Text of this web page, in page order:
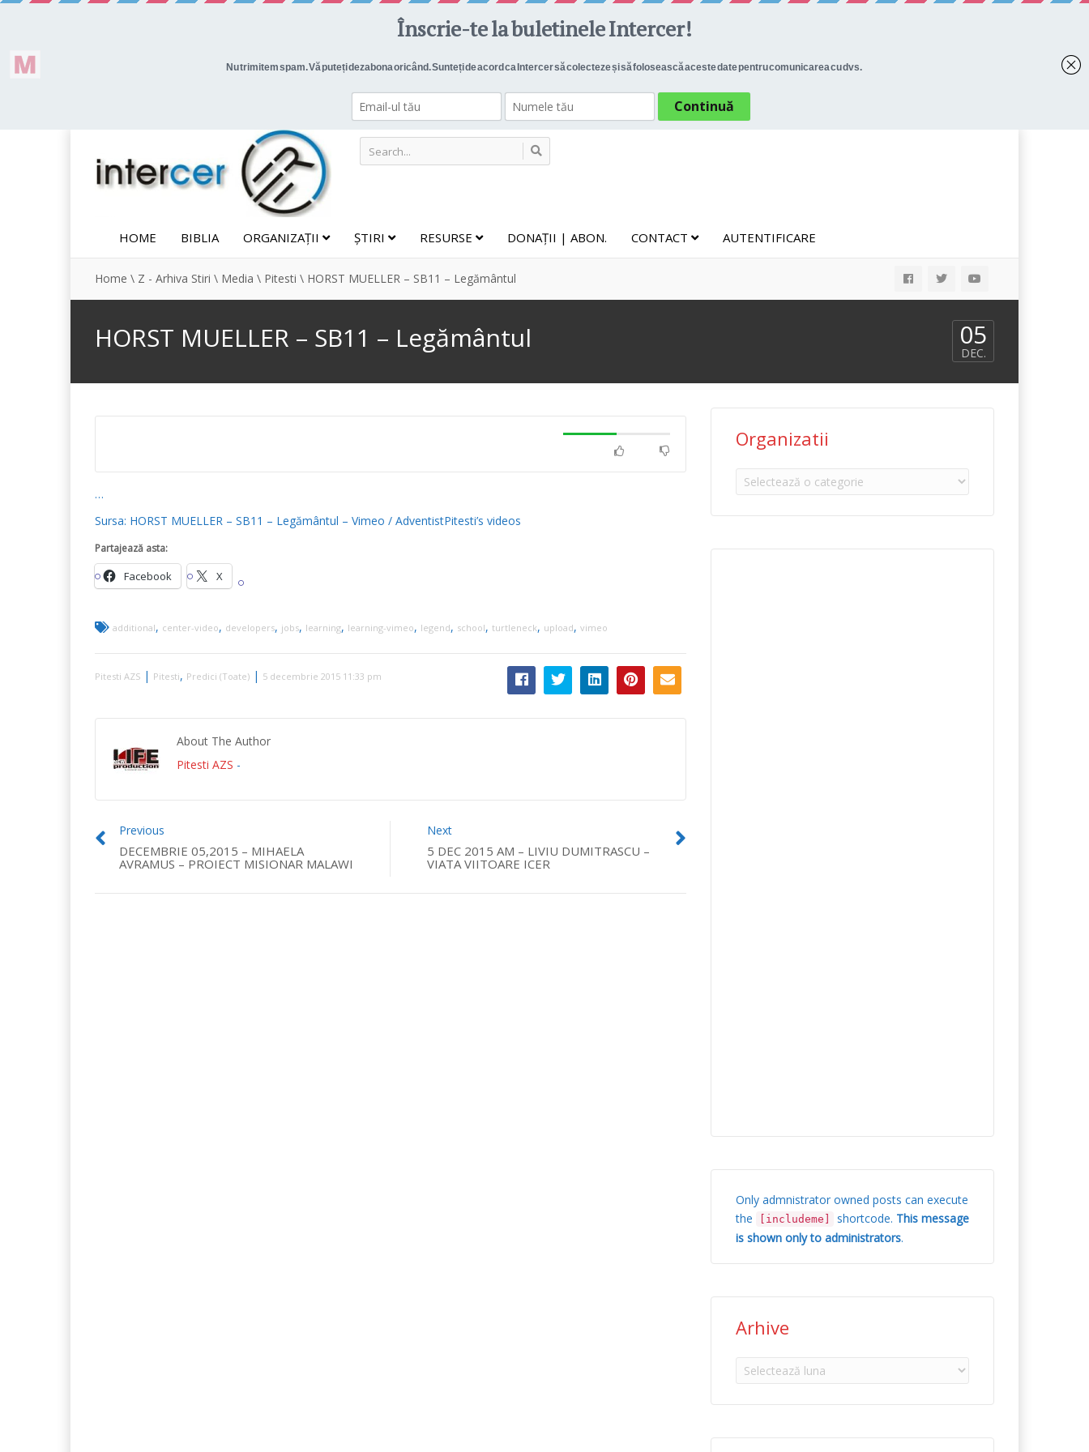
HOME BIBLIA ORGANIZAȚII ȘTIRI RESURSE DONAȚII | ABON. CONTACT AUTENTIFICARE
Home \ Z - Arhiva Stiri \ Media \ Pitesti \ HORST MUELLER – SB11 – Legământul
HORST MUELLER – SB11 – Legământul 05
DEC.
…
Sursa: HORST MUELLER – SB11 – Legământul – Vimeo / AdventistPitesti’s videos
Partajează asta:
Facebook X
additional, center-video, developers, jobs, learning, learning-vimeo, legend, school, turtleneck, upload, vimeo
Pitesti AZS | Pitesti, Predici (Toate) | 5 decembrie 2015 11:33 pm
About The Author
Pitesti AZS -
Previous
DECEMBRIE 05,2015 – MIHAELA
AVRAMUS – PROIECT MISIONAR MALAWI
Next
5 DEC 2015 AM – LIVIU DUMITRASCU –
VIATA VIITOARE ICER
Organizatii
Organizatii
Only admnistrator owned posts can execute
the
[includeme] shortcode. This message
is shown only to administrators.
Arhive
Arhive